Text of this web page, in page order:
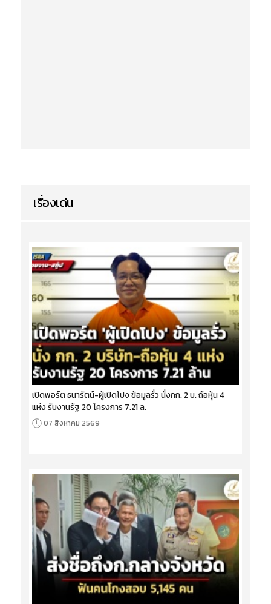
เรื่องเด่น
เปิดพอร์ต ธนารัตน์-ผู้เปิดโปง ข้อมูลรั่ว นั่งกก. 2 บ. ถือหุ้น 4
แห่ง รับงานรัฐ 20 โครงการ 7.21 ล.
07 สิงหาคม 2569